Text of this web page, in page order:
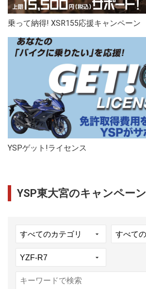
乗って納得! XSR155応援キャンペーン
YSPゲット!ライセンス
YSP東大宮のキャンペーン